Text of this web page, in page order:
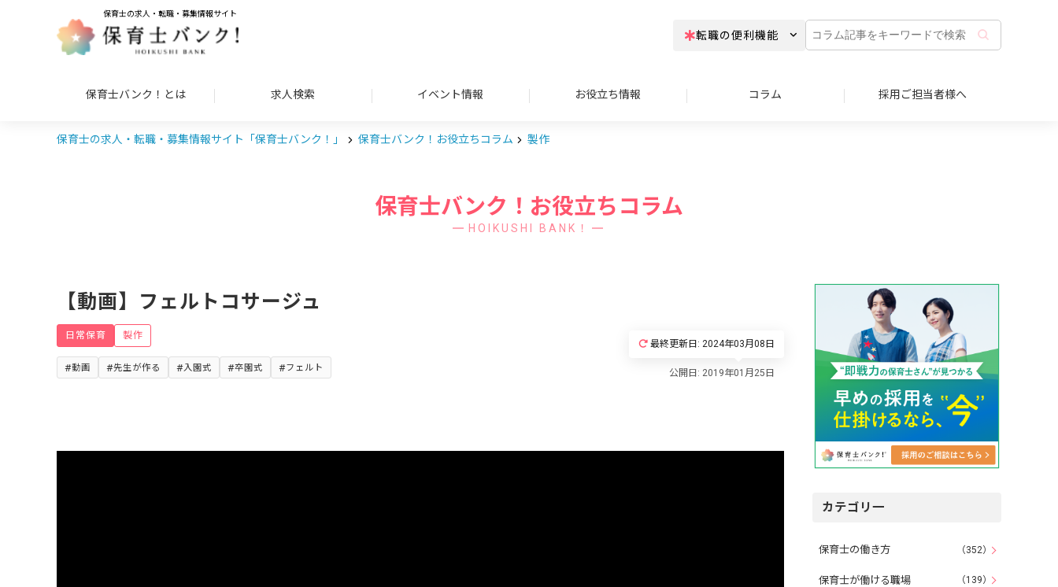
保育士の求人・転職・募集情報サイト
転職の便利機能
コ
ラ
ム
保育士バンク！とは 求人検索 イベント情報 お役立ち情報 コラム 採用ご担当者様へ
保育士の求人・転職・募集情報サイト「保育士バンク！」 保育士バンク！お役立ちコラム 製作
保育士バンク！お役立ちコラム
HOIKUSHI BANK！
【動画】フェルトコサージュ
日常保育 製作
動画 先生が作る 入園式 卒園式 フェルト
最終更新日: 2024年03月08日
カテゴリ一
保育士の働き方 （352）
保育士が働ける職場 （139）